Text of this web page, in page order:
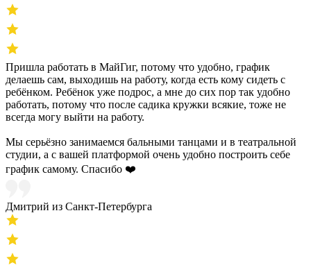
Пришла работать в МайГиг, потому что удобно, график
делаешь сам, выходишь на работу, когда есть кому сидеть с
ребёнком. Ребёнок уже подрос, а мне до сих пор так удобно
работать, потому что после садика кружки всякие, тоже не
всегда могу выйти на работу.
Мы серьёзно занимаемся бальными танцами и в театральной
студии, а с вашей платформой очень удобно построить себе
график самому. Спасибо ❤️
Дмитрий из Санкт-Петербурга